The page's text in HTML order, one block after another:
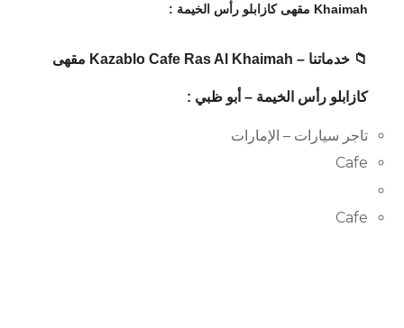
Khaimah مقهى كازابلو رأس الخيمة :
📁 خدماتنا – Kazablo Cafe Ras Al Khaimah مقهى
كازابلو رأس الخيمة – أبو ظبي :
تاجر سيارات – الإمارات
Cafe
Cafe